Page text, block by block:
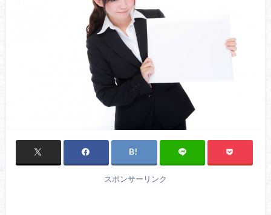
スポンサーリンク